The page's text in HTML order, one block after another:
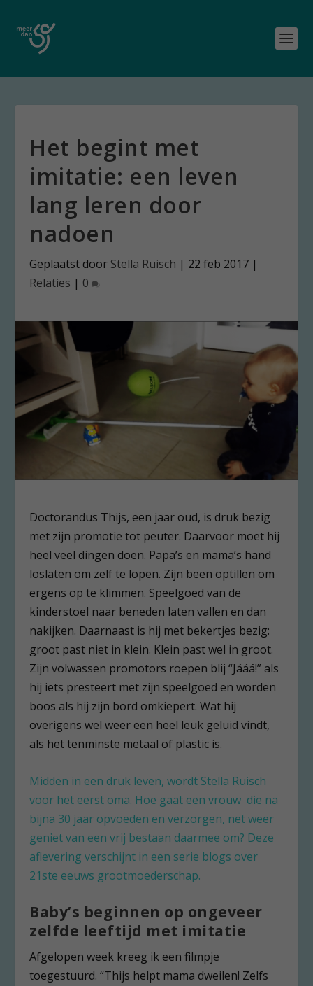
Het begint met
imitatie: een leven
lang leren door
nadoen
Geplaatst door Stella Ruisch | 22 feb 2017 |
Relaties | 0
Doctorandus Thijs, een jaar oud, is druk bezig
met zijn promotie tot peuter. Daarvoor moet hij
heel veel dingen doen. Papa’s en mama’s hand
loslaten om zelf te lopen. Zijn been optillen om
ergens op te klimmen. Speelgoed van de
kinderstoel naar beneden laten vallen en dan
nakijken. Daarnaast is hij met bekertjes bezig:
groot past niet in klein. Klein past wel in groot.
Zijn volwassen promotors roepen blij “Jááá!” als
hij iets presteert met zijn speelgoed en worden
boos als hij zijn bord omkiepert. Wat hij
overigens wel weer een heel leuk geluid vindt,
als het tenminste metaal of plastic is.
Midden in een druk leven, wordt Stella Ruisch
voor het eerst oma. Hoe gaat een vrouw die na
bijna 30 jaar opvoeden en verzorgen, net weer
geniet van een vrij bestaan daarmee om? Deze
aflevering verschijnt in een serie blogs over
21ste eeuws grootmoederschap.
Baby’s beginnen op ongeveer
zelfde leeftijd met imitatie
Afgelopen week kreeg ik een filmpje
toegestuurd. “Thijs helpt mama dweilen! Zelfs